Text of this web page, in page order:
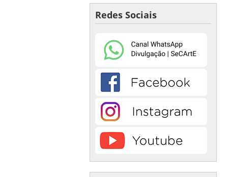
Redes Sociais